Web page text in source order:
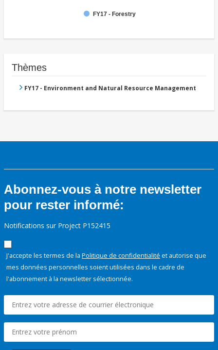
FY17 - Forestry
Thèmes
FY17 - Environment and Natural Resource Management
Abonnez-vous à notre newsletter
pour rester informé:
Notifications sur Project P152415
J'accepte les termes de la Politique de confidentialité et autorise que
mes données personnelles soient utilisées dans le cadre de
l'abonnement à la newsletter sélectionnée.